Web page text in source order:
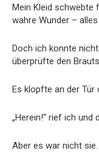
Mein Kleid schwebte
wahre Wunder –
Doch ich konnte
überprüfte den
Es klopfte an der Tür
„Herein!“ rief ich und
Aber es war nicht sie.